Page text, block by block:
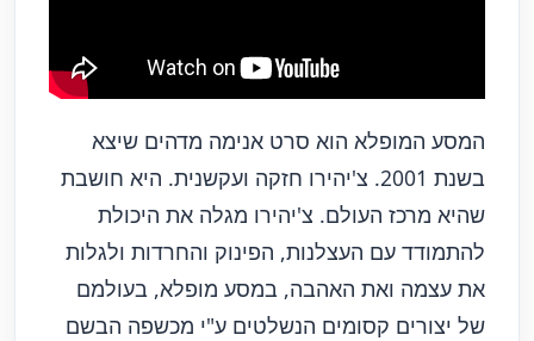
המסע המופלא הוא סרט אנימה מדהים שיצא
בשנת 2001. צ'יהירו חזקה ועקשנית. היא חושבת
שהיא מרכז העולם. צ'יהירו מגלה את היכולת
להתמודד עם העצלנות, הפינוק והחרדות ולגלות
את עצמה ואת האהבה, במסע מופלא, בעולמם
של יצורים קסומים הנשלטים ע"י מכשפה הבשם